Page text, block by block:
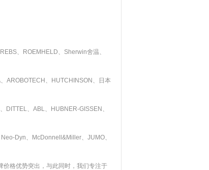
、ROEMHELD、Sherwin舍温、
AROBOTECH、HUTCHINSON、日本
、ABL、HUBNER-GISSEN、
Dyn、McDonnell&Miller、JUMO、
格优势突出，与此同时，我们专注于